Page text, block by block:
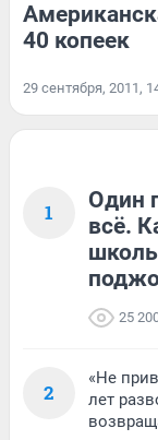
40 копеек
29 сентября, 2011,
1
Один
всё.
25
2
«Не
лет